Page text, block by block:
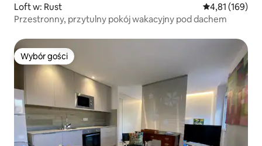
Loft w: Rust Średnia
4,81 (169)
Przestronny, przytulny pokój wakacyjny pod dachem
Wybór gości
Wybór gości